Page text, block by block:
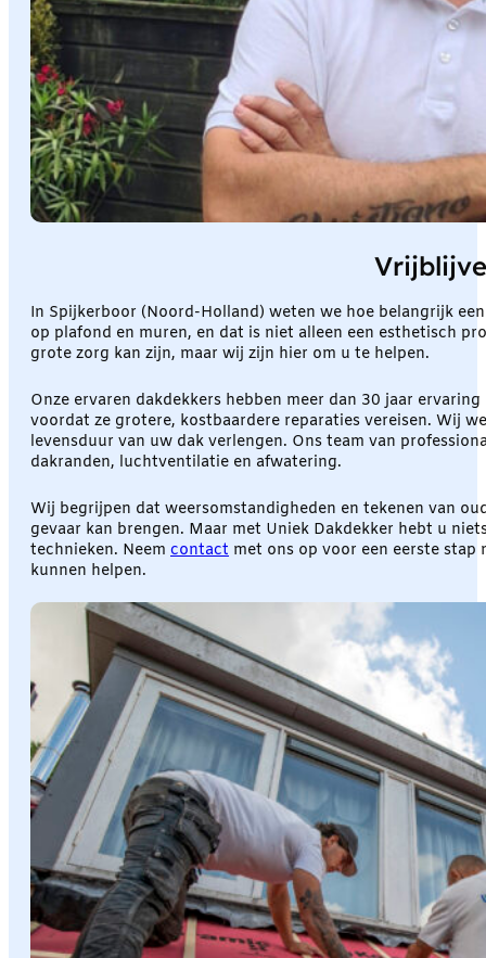
In Spijkerboor (Noord-Holland) weten we hoe belangrijk
op plafond en muren, en dat is niet alleen een esthetisch
grote zorg kan zijn, maar wij zijn hier om u te helpen.
Onze ervaren dakdekkers hebben meer dan 30 jaar
voordat ze grotere, kostbaardere reparaties vereisen. Wij
levensduur van uw dak verlengen. Ons team van
dakranden, luchtventilatie en afwatering.
Wij begrijpen dat weersomstandigheden en tekenen van
gevaar kan brengen. Maar met Uniek Dakdekker hebt u
technieken. Neem contact met ons op voor een eerste
kunnen helpen.